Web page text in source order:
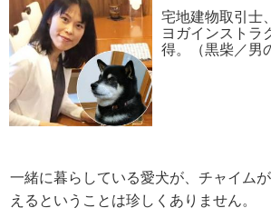
宅地建物取引士
ヨガインストラ
得。（黒柴／男
一緒に暮らしている愛犬が、チャイム
えるということは珍しくありません。